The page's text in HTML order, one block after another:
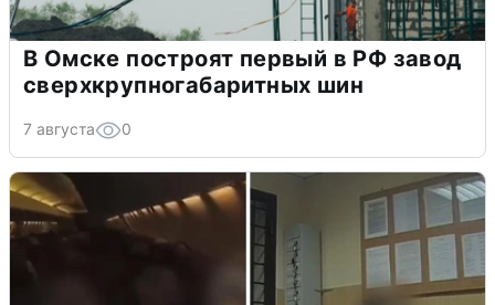
В Омске построят первый в РФ завод
сверхкрупногабаритных шин
7 августа 0